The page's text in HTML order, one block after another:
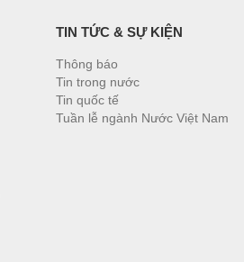
TIN TỨC & SỰ KIỆN
Thông báo
Tin trong nước
Tin quốc tế
Tuần lễ ngành Nước Việt Nam